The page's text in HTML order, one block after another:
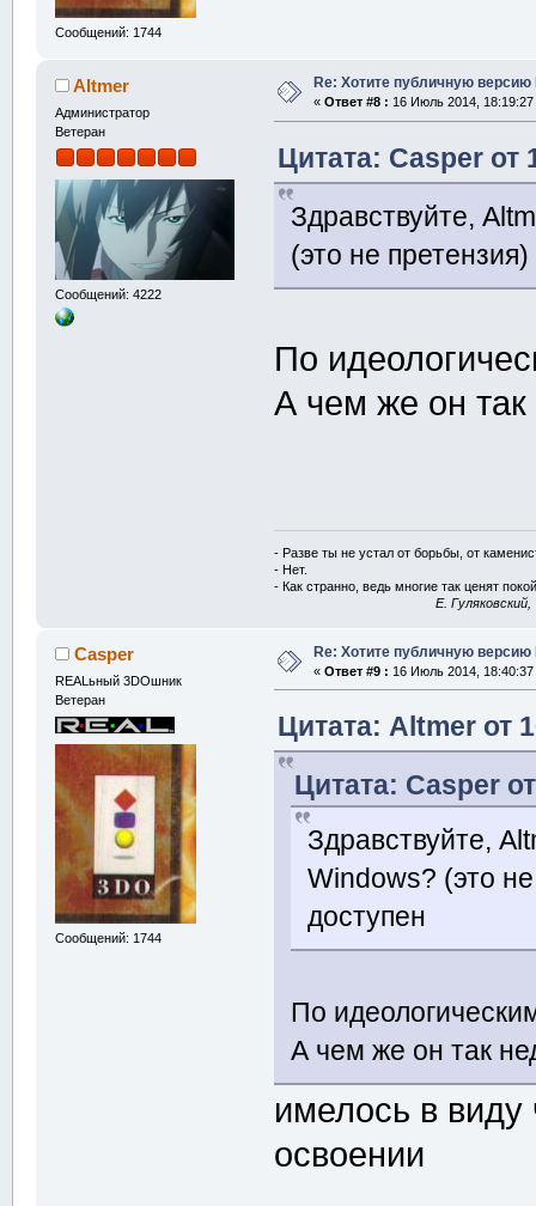
Сообщений: 1744
Altmer
Администратор
Ветеран
Сообщений: 4222
Re: Хотите публичную версию
« Ответ #8 : 16 Июль 2014, 18:19:27
Цитата: Casper
Здравствуйте,
(это не
По
А чем же он
- Разве ты не устал от борьбы, от
- Нет.
- Как странно, ведь многие так ценят
E.
Casper
REALьный 3DOшник
Ветеран
Сообщений: 1744
Re: Хотите публичную версию
« Ответ #9 : 16 Июль 2014, 18:40:37
Цитата: Altmer от
Цитата: Casper
Здравствуйте,
Windows? (это
доступен
По
А чем же он так
имелось в
освоении